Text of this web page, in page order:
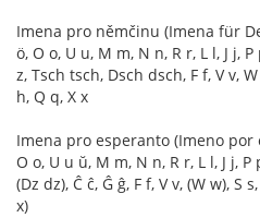
Imena pro němčinu (Imena für
ö, O o, U u, M m, N n, R r, L l, J j,
z, Tsch tsch, Dsch dsch, F f, V v,
h, Q q, X x
Imena pro esperanto (Imeno por
O o, U u ŭ, M m, N n, R r, L l, J j, P
(Dz dz), Ĉ ĉ, Ĝ ĝ, F f, V v, (W w), S
x)